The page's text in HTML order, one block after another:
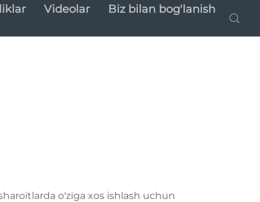
Videolar
Biz bilan bog'lanish
o'ziga xos ishlash uchun